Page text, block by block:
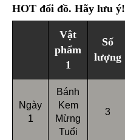
HOT đổi đồ. Hãy lưu ý!
Vật
phẩm
1
Số
lượng
Ngày
1
Bánh
Kem
Mừng
Tuổi
3